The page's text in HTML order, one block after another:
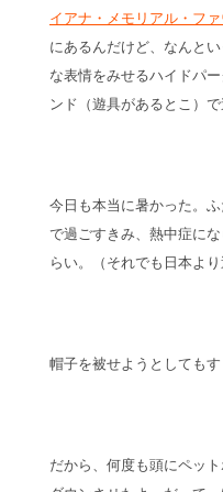
イアナ・メモリアル・フ
にあるんだけど、なんと
な表情をみせるハイドパ
ンド（遊具があるとこ）で
今日も本当に暑かった。
で過ごすきみ、熱中症に
らい。（それでも日本よ
帽子を被せようとしてもす
だから、何度も頭にペッ